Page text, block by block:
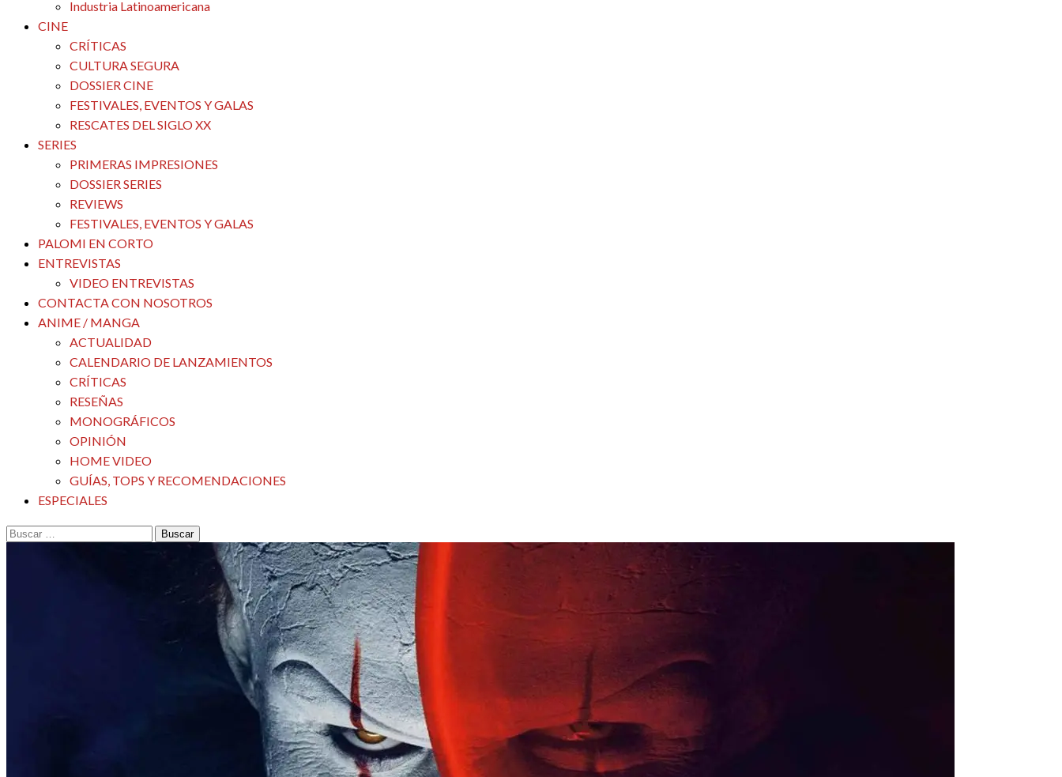
Industria Latinoamericana
CINE
CRÍTICAS
CULTURA SEGURA
DOSSIER CINE
FESTIVALES, EVENTOS Y GALAS
RESCATES DEL SIGLO XX
SERIES
PRIMERAS IMPRESIONES
DOSSIER SERIES
REVIEWS
FESTIVALES, EVENTOS Y GALAS
PALOMI EN CORTO
ENTREVISTAS
VIDEO ENTREVISTAS
CONTACTA CON NOSOTROS
ANIME / MANGA
ACTUALIDAD
CALENDARIO DE LANZAMIENTOS
CRÍTICAS
RESEÑAS
MONOGRÁFICOS
OPINIÓN
HOME VIDEO
GUÍAS, TOPS Y RECOMENDACIONES
ESPECIALES
Buscar: